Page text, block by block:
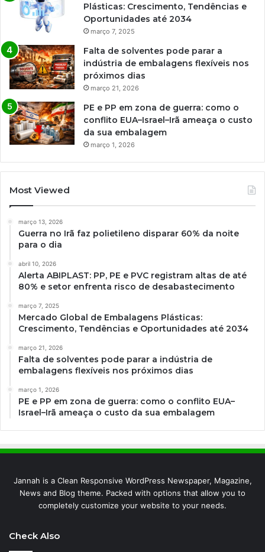
Plásticas: Crescimento, Tendências e
Oportunidades até 2034
março 7, 2025
Falta de solventes pode parar a
indústria de embalagens flexíveis nos
próximos dias
março 21, 2026
PE e PP em zona de guerra: como o
conflito EUA–Israel–Irã ameaça o custo
da sua embalagem
março 1, 2026
Most Viewed
março 13, 2026
Guerra no Irã faz polietileno disparar 60% da noite
para o dia
abril 10, 2026
Alerta ABIPLAST: PP, PE e PVC registram altas de até
80% e setor enfrenta risco de desabastecimento
março 7, 2025
Mercado Global de Embalagens Plásticas:
Crescimento, Tendências e Oportunidades até 2034
março 21, 2026
Falta de solventes pode parar a indústria de
embalagens flexíveis nos próximos dias
março 1, 2026
PE e PP em zona de guerra: como o conflito EUA–
Israel–Irã ameaça o custo da sua embalagem
Jannah is a Clean Responsive WordPress Newspaper, Magazine,
News and Blog theme. Packed with options that allow you to
completely customize your website to your needs.
Check Also